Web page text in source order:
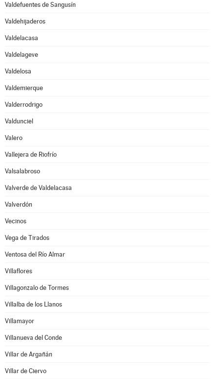
Valdefuentes de Sangusín
Valdehijaderos
Valdelacasa
Valdelageve
Valdelosa
Valdemierque
Valderrodrigo
Valdunciel
Valero
Vallejera de Riofrío
Valsalabroso
Valverde de Valdelacasa
Valverdón
Vecinos
Vega de Tirados
Ventosa del Río Almar
Villaflores
Villagonzalo de Tormes
Villalba de los Llanos
Villamayor
Villanueva del Conde
Villar de Argañán
Villar de Ciervo